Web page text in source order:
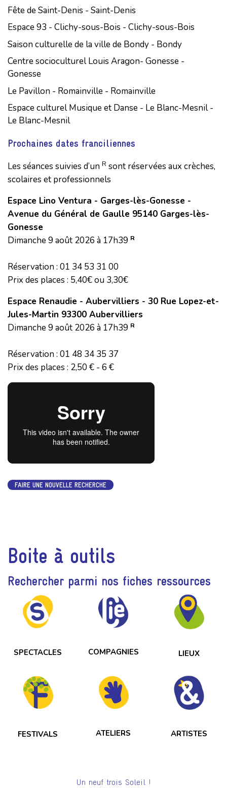
Fête de Saint-Denis - Saint-Denis
Espace 93 - Clichy-sous-Bois - Clichy-sous-Bois
Saison culturelle de la ville de Bondy - Bondy
Centre socioculturel Louis Aragon- Gonesse -
Gonesse
Le Pavillon - Romainville - Romainville
Espace culturel Musique et Danse - Le Blanc-Mesnil -
Le Blanc-Mesnil
Prochaines dates franciliennes
Les séances suivies d’un R sont réservées aux crèches,
scolaires et professionnels
Espace Lino Ventura - Garges-lès-Gonesse -
Avenue du Général de Gaulle 95140 Garges-lès-
Gonesse
Dimanche 9 août 2026 à 17h39 R
Réservation : 01 34 53 31 00
Prix des places : 5,40€ ou 3,30€
Espace Renaudie - Aubervilliers - 30 Rue Lopez-et-
Jules-Martin 93300 Aubervilliers
Dimanche 9 août 2026 à 17h39 R
Réservation : 01 48 34 35 37
Prix des places : 2,50 € - 6 €
FAIRE UNE NOUVELLE RECHERCHE
Boite à outils
Rechercher parmi nos fiches ressources
SPECTACLES COMPAGNIES LIEUX
FESTIVALS ATELIERS ARTISTES
Un neuf trois Soleil !